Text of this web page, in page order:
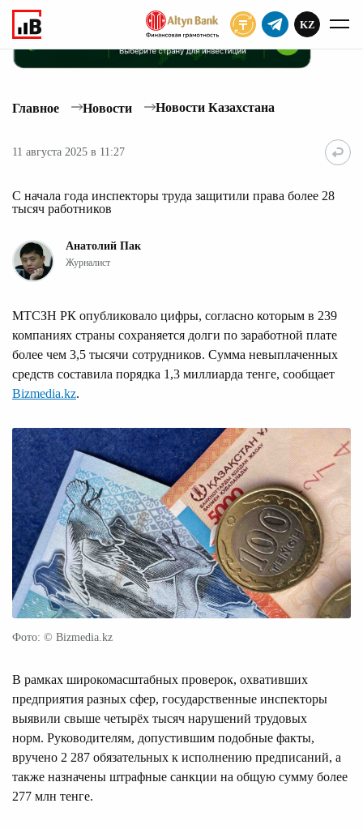
KZ
Главное Новости Новости Казахстана
11 августа 2025 в 11:27
С начала года инспекторы труда защитили права более 28
тысяч работников
Анатолий Пак
Журналист
МТСЗН РК опубликовало цифры, согласно которым в 239
компаниях страны сохраняется долги по заработной плате
более чем 3,5 тысячи сотрудников. Сумма невыплаченных
средств составила порядка 1,3 миллиарда тенге, сообщает
Bizmedia.kz.
Фото: © Bizmedia.kz
В рамках широкомасштабных проверок, охвативших
предприятия разных сфер, государственные инспекторы
выявили свыше четырёх тысяч нарушений трудовых
норм. Руководителям, допустившим подобные факты,
вручено 2 287 обязательных к исполнению предписаний, а
также назначены штрафные санкции на общую сумму более
277 млн тенге.